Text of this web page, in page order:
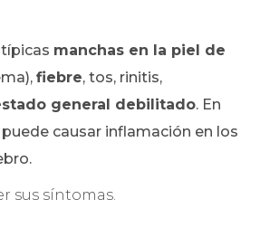
manchas en la piel de
fiebre, tos, rinitis,
general debilitado. En
causar inflamación en los
sus síntomas.